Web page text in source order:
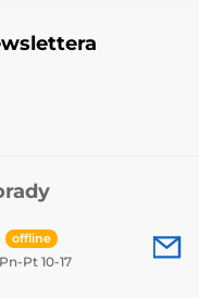
offline
Pn-Pt 10-17